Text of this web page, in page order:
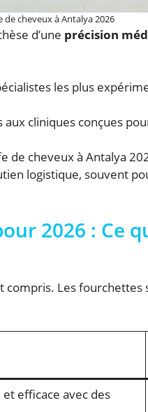
cheveux à Antalya 2026
d’une précision
les plus
cliniques conçues
de cheveux à Antalya
logistique, souvent
2026 : Ce
compris. Les
efficace avec des